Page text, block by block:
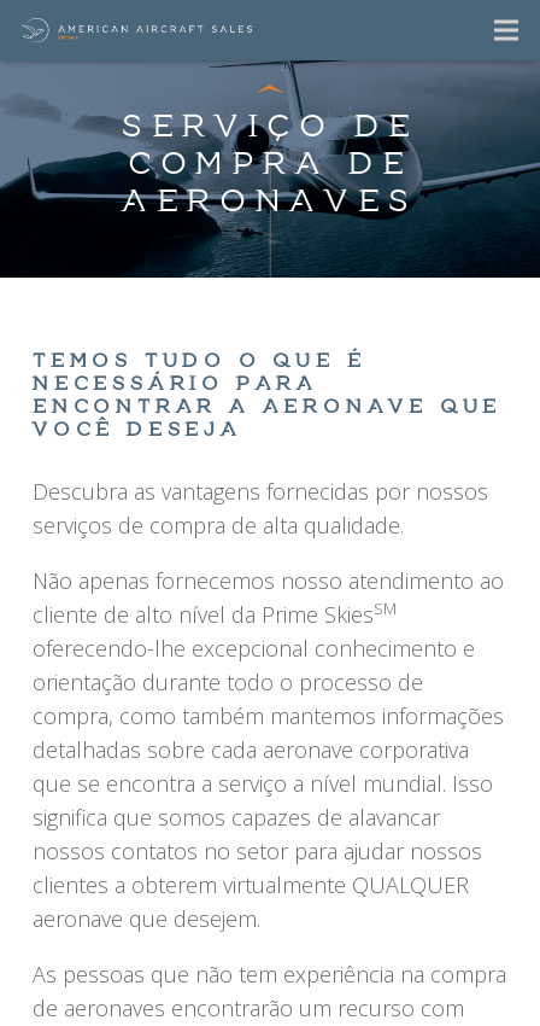
SERVIÇO DE
COMPRA DE
AERONAVES
TEMOS TUDO O QUE É
NECESSÁRIO PARA
ENCONTRAR A AERONAVE QUE
VOCÊ DESEJA
Descubra as vantagens fornecidas por nossos
serviços de compra de alta qualidade.
Não apenas fornecemos nosso atendimento ao
cliente de alto nível da Prime SkiesSM
oferecendo-lhe excepcional conhecimento e
orientação durante todo o processo de
compra, como também mantemos informações
detalhadas sobre cada aeronave corporativa
que se encontra a serviço a nível mundial. Isso
significa que somos capazes de alavancar
nossos contatos no setor para ajudar nossos
clientes a obterem virtualmente QUALQUER
aeronave que desejem.
As pessoas que não tem experiência na compra
de aeronaves encontrarão um recurso com